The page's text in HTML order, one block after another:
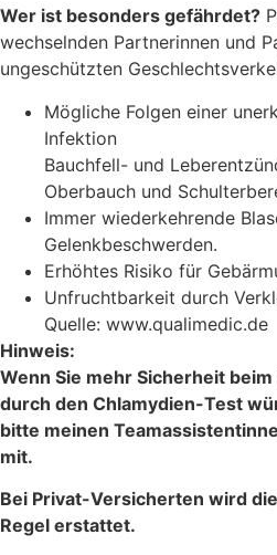
Wer ist besonders gefährdet?
wechselnden Partnerinnen und
ungeschützten
Mögliche Folgen einer
Infektion
Bauchfell- und
Oberbauch und
Immer wiederkehrende
Gelenkbeschwerden.
Erhöhtes Risiko für
Unfruchtbarkeit durch
Quelle: www.qualimedic.de
Hinweis:
Wenn Sie mehr Sicherheit
durch den Chlamydien-Test
bitte meinen
mit.
Bei Privat-Versicherten wird
Regel erstattet.